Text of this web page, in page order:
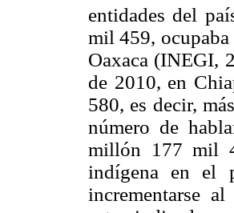
entidades del
mil 459,
Oaxaca (INEGI,
de 2010, en
580, es decir,
número de
millón 177 mil
indígena en el
incrementarse